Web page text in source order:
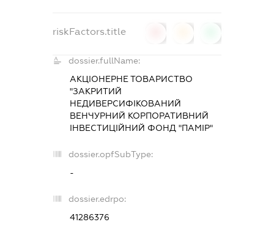
riskFactors.title
dossier.fullName:
АКЦІОНЕРНЕ ТОВАРИСТВО
"ЗАКРИТИЙ
НЕДИВЕРСИФІКОВАНИЙ
ВЕНЧУРНИЙ КОРПОРАТИВНИЙ
ІНВЕСТИЦІЙНИЙ ФОНД "ПАМІР"
dossier.opfSubType:
-
dossier.edrpo:
41286376